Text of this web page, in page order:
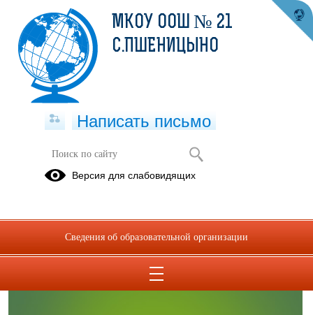
История школы
МКОУ ООШ № 21
С.ПШЕНИЦЫНО
Написать письмо
Версия для слабовидящих
Сведения об образовательной организации